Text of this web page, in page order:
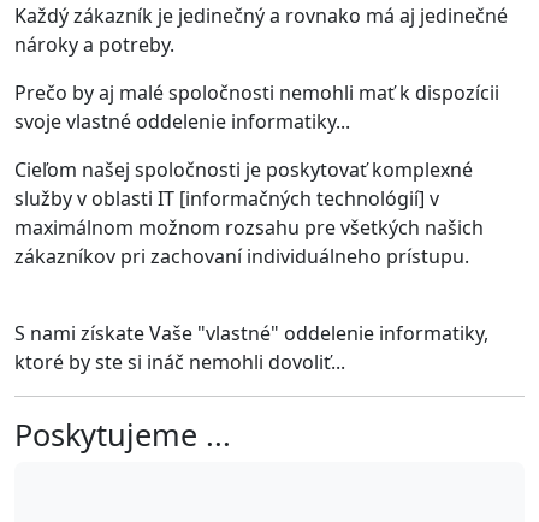
Každý zákazník je jedinečný a rovnako má aj jedinečné
nároky a potreby.
Prečo by aj malé spoločnosti nemohli mať k dispozícii
svoje vlastné oddelenie informatiky...
Cieľom našej spoločnosti je poskytovať komplexné
služby v oblasti IT [informačných technológií] v
maximálnom možnom rozsahu pre všetkých našich
zákazníkov pri zachovaní individuálneho prístupu.
S nami získate Vaše "vlastné" oddelenie informatiky,
ktoré by ste si ináč nemohli dovoliť...
Poskytujeme ...